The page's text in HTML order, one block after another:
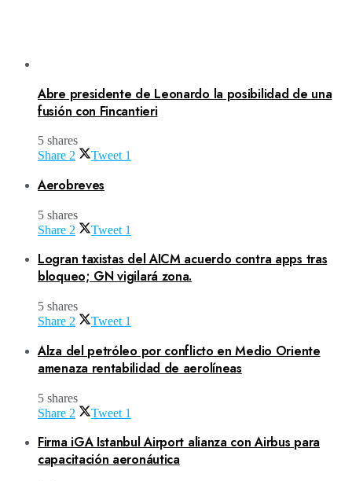
Abre presidente de Leonardo la posibilidad de una
fusión con Fincantieri
5 shares
Share 2 Tweet 1
Aerobreves
5 shares
Share 2 Tweet 1
Logran taxistas del AICM acuerdo contra apps tras
bloqueo; GN vigilará zona.
5 shares
Share 2 Tweet 1
Alza del petróleo por conflicto en Medio Oriente
amenaza rentabilidad de aerolíneas
5 shares
Share 2 Tweet 1
Firma iGA Istanbul Airport alianza con Airbus para
capacitación aeronáutica